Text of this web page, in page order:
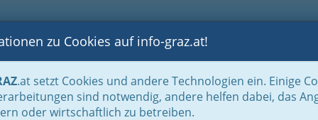
BLOGS FOTOS GASTRONOMIE BRANCHEN
zu Cookies auf info-graz.at!
.at setzt Cookies und andere Technologien ein. Einige
sind notwendig, andere helfen dabei, das
oder wirtschaftlich zu betreiben.
Fachvertretung der Papier und Pappe verarbeitenden Industrie